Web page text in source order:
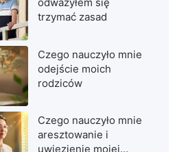
trzymać zasad
Czego nauczyło mnie
odejście moich
rodziców
Czego nauczyło mnie
aresztowanie i
uwięzienie mojej